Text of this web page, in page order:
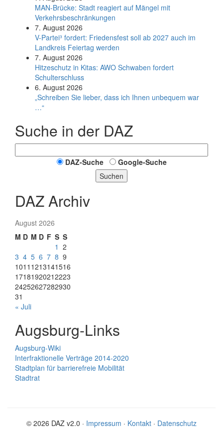
MAN-Brücke: Stadt reagiert auf Mängel mit
Verkehrsbeschränkungen
7. August 2026
V-Partei­³ fordert: Friedens­fest soll ab 2027 auch im
Land­kreis Feier­tag werden
7. August 2026
Hitzeschutz in Kitas: AWO Schwaben fordert
Schulterschluss
6. August 2026
„Schreiben Sie lieber, dass ich Ihnen unbequem war
…“
Suche in der DAZ
DAZ-Suche
Google-Suche
Suchen
DAZ Archiv
August 2026
M D M D F S S
1 2
3 4 5 6 7 8 9
1011 1213141516
17181920212223
24252627282930
31
« Juli
Augsburg-Links
Augsburg-Wiki
Interfraktionelle Verträge 2014-2020
Stadtplan für barrierefreie Mobilität
Stadtrat
© 2026 DAZ v2.0 · Impressum · Kontakt · Datenschutz